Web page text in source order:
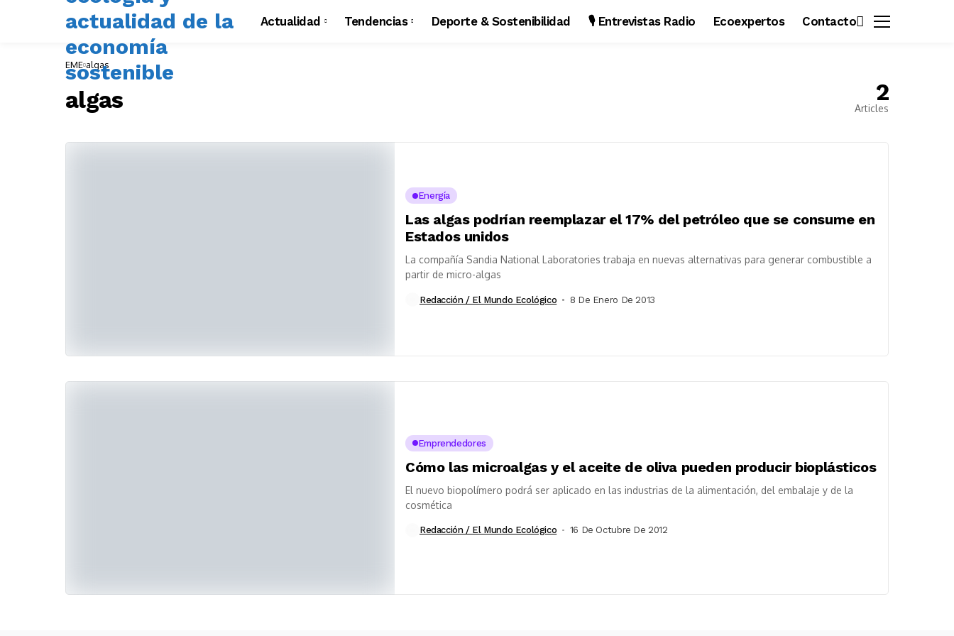
Actualidad Tendencias Deporte & Sostenibilidad 🎙️ Entrevistas Radio Ecoexpertos Contacto
EME algas
algas 2
Articles
Energía
Las algas podrían reemplazar el 17% del petróleo que se consume en
Estados unidos
La compañía Sandia National Laboratories trabaja en nuevas alternativas para generar combustible a
partir de micro-algas
Redacción / El Mundo Ecológico 8 De Enero De 2013
Emprendedores
Cómo las microalgas y el aceite de oliva pueden producir bioplásticos
El nuevo biopolímero podrá ser aplicado en las industrias de la alimentación, del embalaje y de la
cosmética
Redacción / El Mundo Ecológico 16 De Octubre De 2012